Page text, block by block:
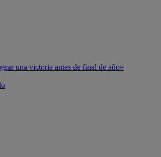
una victoria antes de final de año»